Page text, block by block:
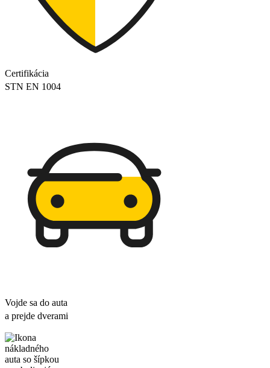
Certifikácia
STN EN 1004
Vojde sa do auta
a prejde dverami